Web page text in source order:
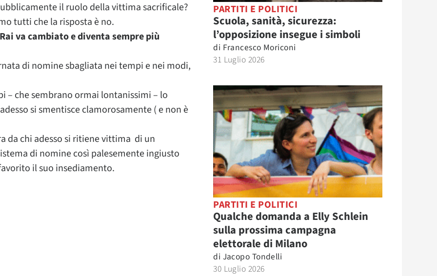
il ruolo della vittima sacrificale?
tutti che la risposta è no.
va cambiato e diventa sempre più
di nomine sbagliata nei tempi e nei modi,
– che sembrano ormai lontanissimi – lo
si smentisce clamorosamente ( e non è
da chi adesso si ritiene vittima di un
di nomine così palesemente ingiusto
il suo insediamento.
PARTITI E POLITICI
Scuola, sanità, sicurezza:
l’opposizione insegue i simboli
di Francesco Moriconi
31 Luglio 2026
PARTITI E POLITICI
Qualche domanda a Elly Schlein
sulla prossima campagna
elettorale di Milano
di Jacopo Tondelli
30 Luglio 2026